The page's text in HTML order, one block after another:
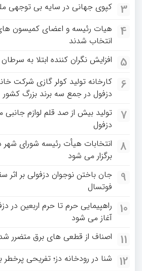
3 کپوی جهانی در سایه بی توجهی
4
هیات رئیسه و اعضای کمیسون
انتخاب شدند
5 افزایش نگران کننده ابتلا به
6
کارخانه تولید کولر گازی شرکت
دزفول در جمع سه برند بزرگ کشور
7
تولید بیش از صد قلم لوازم جانبی
دزفول
8
انتخابات هیأت رئیسه شورای شهر
برگزار می شود
9
جان باختن نوجوان دزفولی بر اثر
فوتسال
10
آغاز می شود
11 اصناف از قطعی های برق متضرر
12 شنا در رودخانه دز؛ تفریحی پرخطر